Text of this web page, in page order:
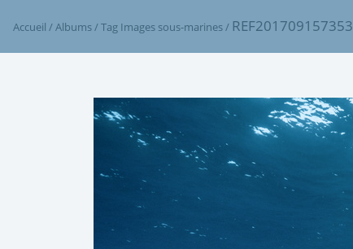
Accueil /Albums/Tag Images sous-marines/ REF201709157353